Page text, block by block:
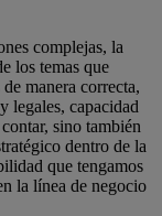
complejas, la
los temas que
manera correcta,
legales, capacidad
sino también
dentro de la
que tengamos
la línea de negocio